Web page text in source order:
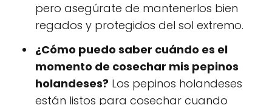
pero asegúrate de mantenerlos bien
regados y protegidos del sol extremo.
¿Cómo puedo saber cuándo es el
momento de cosechar mis pepinos
holandeses? Los pepinos holandeses
están listos para cosechar cuando